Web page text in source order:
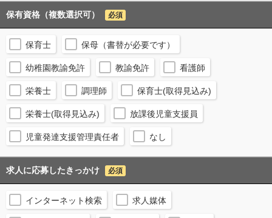
保有資格（複数選択可） 必須
保育士 保母（書替が必要です）
幼稚園教諭免許 教諭免許 看護師
栄養士 調理師 保育士(取得見込み)
栄養士(取得見込み) 放課後児童支援員
児童発達支援管理責任者 なし
求人に応募したきっかけ 必須
インターネット検索 求人媒体